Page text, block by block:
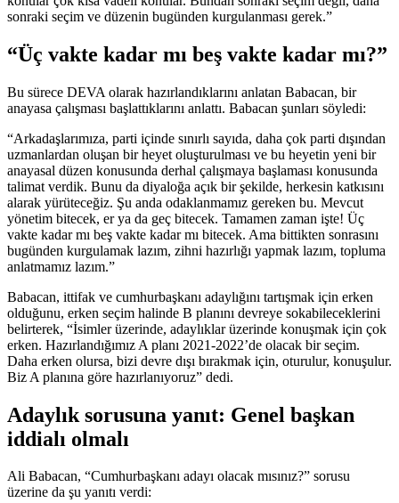
sonraki seçim ve düzenin bugünden kurgulanması gerek.”
“Üç vakte kadar mı beş vakte kadar mı?”
Bu sürece DEVA olarak hazırlandıklarını anlatan Babacan, bir
anayasa çalışması başlattıklarını anlattı. Babacan şunları söyledi:
“Arkadaşlarımıza, parti içinde sınırlı sayıda, daha çok parti dışından
uzmanlardan oluşan bir heyet oluşturulması ve bu heyetin yeni bir
anayasal düzen konusunda derhal çalışmaya başlaması konusunda
talimat verdik. Bunu da diyaloğa açık bir şekilde, herkesin katkısını
alarak yürüteceğiz. Şu anda odaklanmamız gereken bu. Mevcut
yönetim bitecek, er ya da geç bitecek. Tamamen zaman işte! Üç
vakte kadar mı beş vakte kadar mı bitecek. Ama bittikten sonrasını
bugünden kurgulamak lazım, zihni hazırlığı yapmak lazım, topluma
anlatmamız lazım.”
Babacan, ittifak ve cumhurbaşkanı adaylığını tartışmak için erken
olduğunu, erken seçim halinde B planını devreye sokabileceklerini
belirterek, “İsimler üzerinde, adaylıklar üzerinde konuşmak için çok
erken. Hazırlandığımız A planı 2021-2022’de olacak bir seçim.
Daha erken olursa, bizi devre dışı bırakmak için, oturulur, konuşulur.
Biz A planına göre hazırlanıyoruz” dedi.
Adaylık sorusuna yanıt: Genel başkan
iddialı olmalı
Ali Babacan, “Cumhurbaşkanı adayı olacak mısınız?” sorusu
üzerine da şu yanıtı verdi: